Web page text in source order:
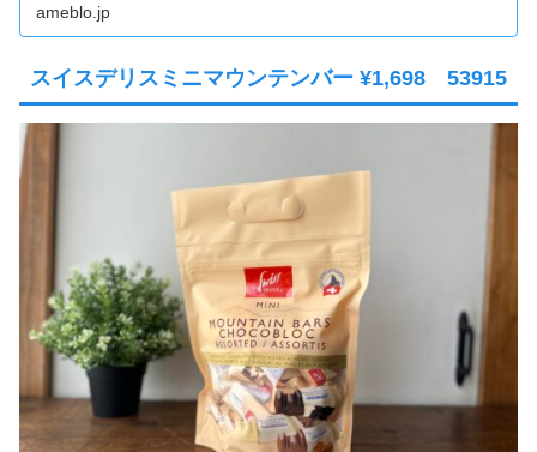
ameblo.jp
スイスデリスミニマウンテンバー ¥1,698 53915